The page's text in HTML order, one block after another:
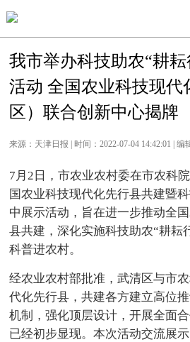
我市举办科技助农“耕
活动 全国农业科技现代
区）联合创新中心揭牌
来源：天津日报 | 时间：2022-07-04 14:42:01 | 编
7月2日，市农业农村委在市农科
国农业科技现代化先行县共建暨
中展示活动，旨在进一步推动全
县共建，深化实施科技助农“耕耘
科普进农村。
经农业农村部批准，武清区与市
代化先行县，共建各方建立高位
机制，强化顶层设计，开展全面
已经初步显现。本次活动交流展